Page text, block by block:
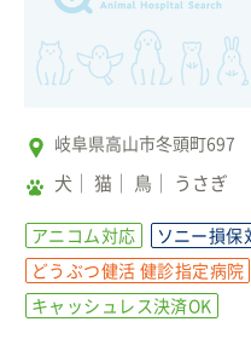
岐阜県高山市冬頭町697
犬 猫 鳥 うさぎ
アニコム対応 ソニー損保
どうぶつ健活 健診指定病院
キャッシュレス決済OK